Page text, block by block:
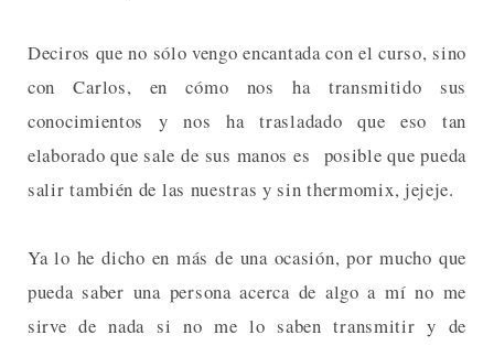
Deciros que no sólo vengo encantada con el curso, sino
con Carlos, en cómo nos ha transmitido sus
conocimientos y nos ha trasladado que eso tan
elaborado que sale de sus manos es posible que pueda
salir también de las nuestras y sin thermomix, jejeje.
Ya lo he dicho en más de una ocasión, por mucho que
pueda saber una persona acerca de algo a mí no me
sirve de nada si no me lo saben transmitir y de